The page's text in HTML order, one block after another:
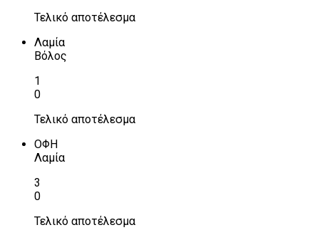
Τελικό αποτέλεσμα
Λαμία
Βόλος
1
0
Τελικό αποτέλεσμα
ΟΦΗ
Λαμία
3
0
Τελικό αποτέλεσμα